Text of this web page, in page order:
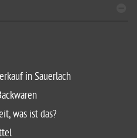
in Sauerlach
was ist das?